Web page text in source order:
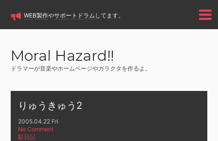
WEB製作やサポートドラム してます。
Moral Hazard!!
ドラマーが音楽やホームページやガラクタを作るよ。
りゅうきゅう2
2005.04.22 Fri
No Comment
駄日記